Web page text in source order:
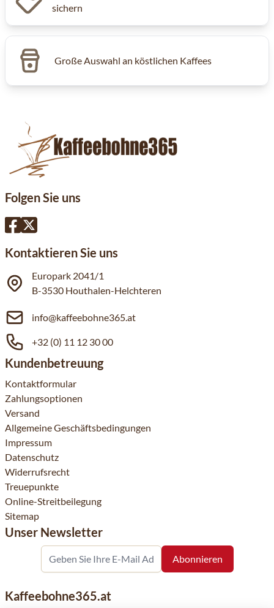
sichern
Große Auswahl an köstlichen Kaffees
Folgen Sie uns
Kontaktieren Sie uns
Europark 2041/1
B-3530 Houthalen-Helchteren
info@kaffeebohne365.at
+32 (0) 11 12 30 00
Kundenbetreuung
Kontaktformular
Zahlungsoptionen
Versand
Allgemeine Geschäftsbedingungen
Impressum
Datenschutz
Widerrufsrecht
Treuepunkte
Online-Streitbeilegung
Sitemap
Unser Newsletter
Kaffeebohne365.at